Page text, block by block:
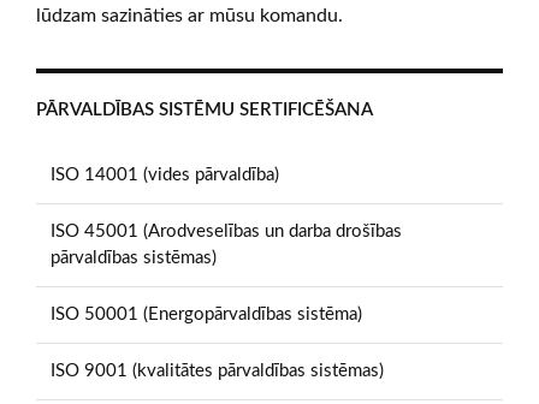
lūdzam sazināties ar mūsu komandu.
PĀRVALDĪBAS SISTĒMU SERTIFICĒŠANA
ISO 14001 (vides pārvaldība)
ISO 45001 (Arodveselības un darba drošības
pārvaldības sistēmas)
ISO 50001 (Energopārvaldības sistēma)
ISO 9001 (kvalitātes pārvaldības sistēmas)